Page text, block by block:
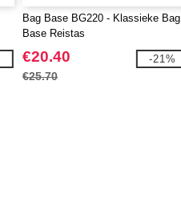
Bag Base BG220 - Klassieke Bag
Base Reistas
€20.40
€25.70
-21%